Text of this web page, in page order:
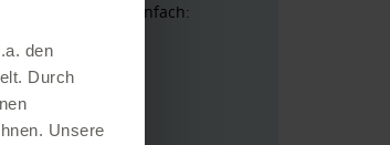
den
Durch
Unsere
uns wählen Sie einfach:
4808-0